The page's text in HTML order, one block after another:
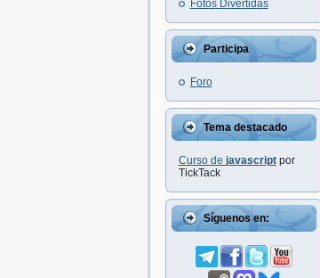
Fotos Divertidas
Participa
Foro
Tema destacado
Curso de javascriptpor
TickTack
Síguenos en: